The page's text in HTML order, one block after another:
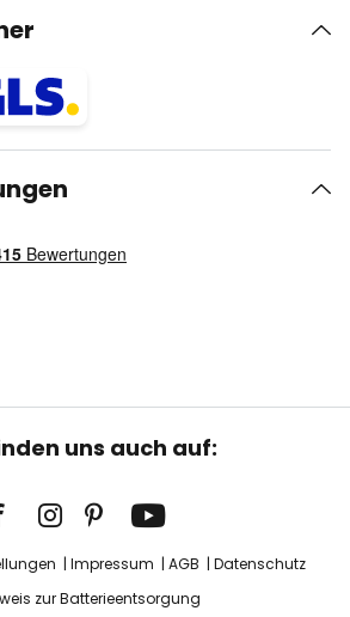
uns auch auf:
Impressum AGB
Datenschutz
zur Batterieentsorgung